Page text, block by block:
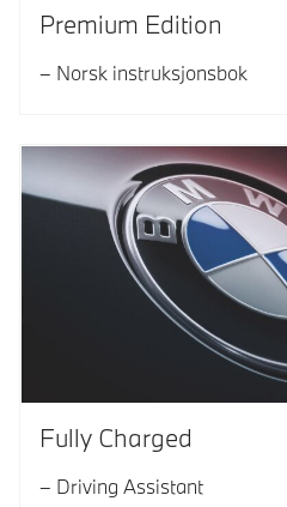
Premium Edition
Norsk instruksjonsbok
Fully Charged
Driving Assistant